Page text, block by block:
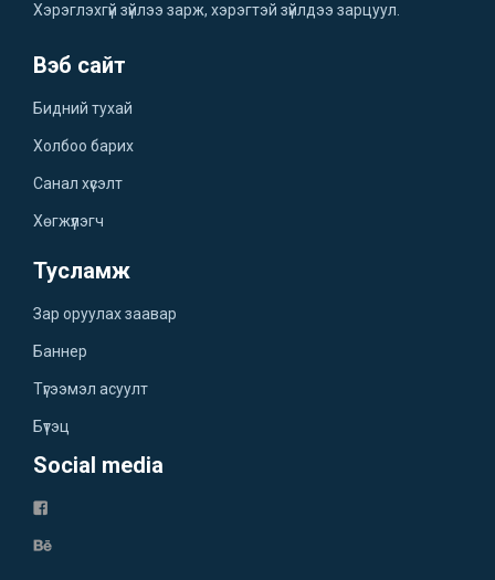
Хэрэглэхгүй зүйлээ зарж, хэрэгтэй зүйлдээ зарцуул.
Вэб сайт
Бидний тухай
Холбоо барих
Санал хүсэлт
Хөгжүүлэгч
Тусламж
Зар оруулах заавар
Баннер
Түгээмэл асуулт
Бүтэц
Social media